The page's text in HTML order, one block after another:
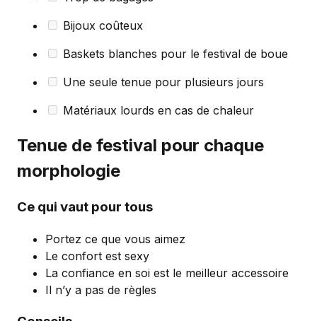
Bijoux coûteux
Baskets blanches pour le festival de boue
Une seule tenue pour plusieurs jours
Matériaux lourds en cas de chaleur
Tenue de festival pour chaque
morphologie
Ce qui vaut pour tous
Portez ce que vous aimez
Le confort est sexy
La confiance en soi est le meilleur accessoire
Il n’y a pas de règles